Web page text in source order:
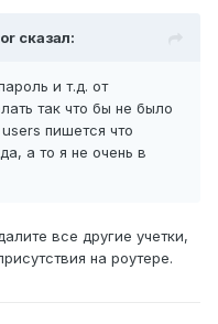
сказал:
и т.д. от
так что бы не было
пишется что
а то я не очень в
все другие учетки,
на роутере.